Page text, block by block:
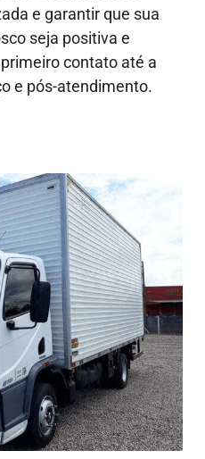
e garantir que sua
seja positiva e
contato até a
e pós-atendimento.